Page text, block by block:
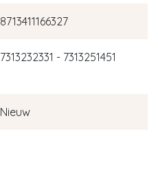
8713411166327
7313232331 - 7313251451
Nieuw